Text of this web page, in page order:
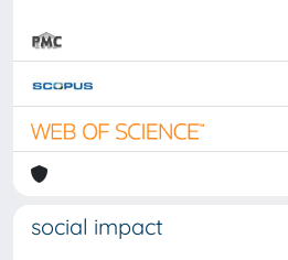
social impact